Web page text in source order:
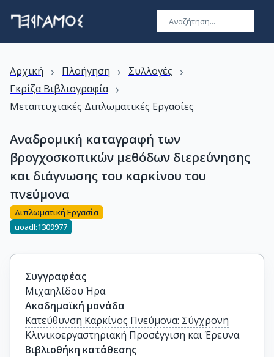
Αρχική › Πλοήγηση › Συλλογές ›
Γκρίζα Βιβλιογραφία ›
Μεταπτυχιακές Διπλωματικές Εργασίες
Αναδρομική καταγραφή των
βρογχοσκοπικών μεθόδων διερεύνησης
και διάγνωσης του καρκίνου του
πνεύμονα
Διπλωματική Εργασία
uoadl:1309977
Συγγραφέας
Μιχαηλίδου Ήρα
Ακαδημαϊκή μονάδα
Κατεύθυνση Καρκίνος Πνεύμονα: Σύγχρονη
Κλινικοεργαστηριακή Προσέγγιση και Έρευνα
Βιβλιοθήκη κατάθεσης